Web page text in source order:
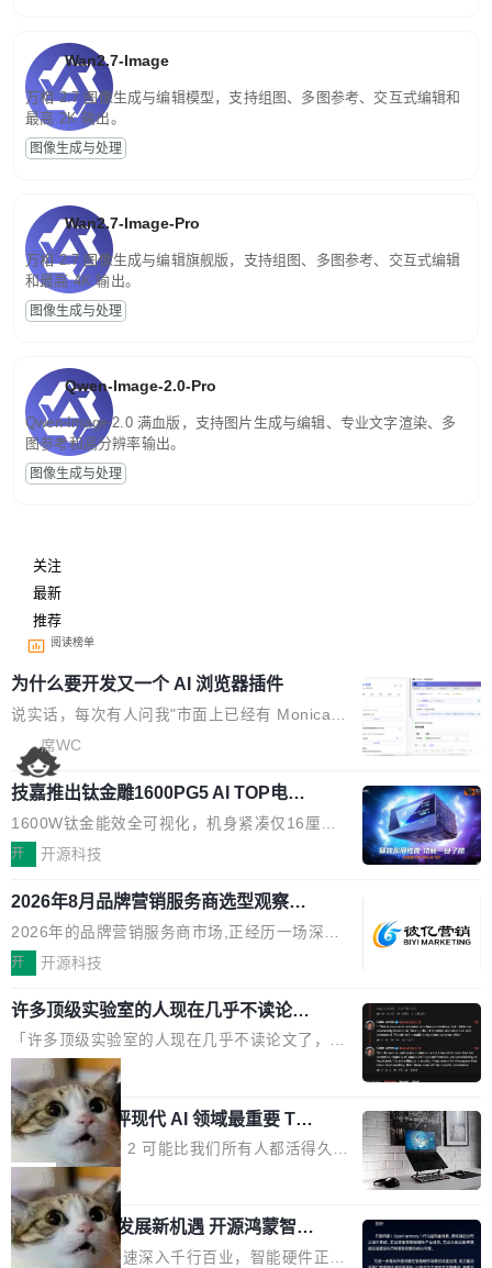
Wan2.7-Image
万相 2.7 图像生成与编辑模型，支持组图、多图参考、交互式编辑和
最高 2K 输出。
图像生成与处理
Wan2.7-Image-Pro
万相 2.7 图像生成与编辑旗舰版，支持组图、多图参考、交互式编辑
和最高 4K 输出。
图像生成与处理
Qwen-Image-2.0-Pro
Qwen-Image-2.0 满血版，支持图片生成与编辑、专业文字渲染、多
图参考和高分辨率输出。
图像生成与处理
关注
最新
推荐
阅读榜单
为什么要开发又一个 AI 浏览器插件
说实话，每次有人问我"市面上已经有 Monica、
Sider、Copilot for Chrome 这些 AI 浏览器插件
了，你为什么还要再做一个"，我都觉得这个问题
问得好。 因为我自己也是从用户变成开发者的。
现有产品的天花板 我用过不少 AI 浏览器插件。
刚开始觉得都挺好——选中一段文字，弹出解
要。但用久了你会发现，它们本质上都是同一类
东西：一个带网页上下文的聊天框。 它们能读取
页面的文本，然后把文本丢给大模型，再返回一
段回答。仅此而已。 这当然有用，但总觉得差点
意思。比如我在一个后台管理系统里，需要填50
个表单字段，每个字段还有联动逻辑；比如我
想...
席WC
技嘉推出钛金雕1600PG5 AI TOP电
源：为发烧级主机与本地AI算力打造旗
舰供电方案
1600W钛金能效全可视化，机身紧凑仅16厘米
继2026台北电脑展首度亮相后，技嘉科技近日正
电源专为发烧级DIY主机与本地AI算力平台打
造，整机长度仅16厘米，提供1600W额定功率
与80PLUS钛金能效；支持ATX 3.1与PCIe 5.1
规范，结合服务器级元件、完善供电线材与内置
实时LCD监控屏，可充分满足当下高阶PC主机
的严苛使用需求。 澎湃功率，紧凑机身 钛金雕1
600PG5 AI TOP具备强悍输出功率，同时实现
机身尺寸大幅精简。整机长度仅16厘米，属于同
功率段机身尺寸十分紧凑的1600W电源产品。小
巧机身有效提升市面主流标准A...
开 开源科技
2026年8月品牌营销服务商选型观察：
从流量思维到品牌资产思维的范式转移
2026年的品牌营销服务商市场,正经历一场深刻
的价值重构。全球全案品牌代理机构市场从2025
复合增长率达5.44%,预计2032年将突破120亿美
元。数字广告与公共关系相关服务市场更是从20
25年的8463亿美元扩张至2026年的8763亿美
元。数字的背后是一个清晰的事实——品牌对专
业化营销服务的需求从未如此迫切。 但市场扩容
的同时,服务商的竞争逻辑正在改变。2026年Top
Agency年度合辑的观察指出,“产品”这个离消费
者最近的载体,在整个品牌营销层面的权重显著变
高了。全域营销服务商的竞争正在从规模转向深
度,案例厚度、全域覆盖、多线协同...
开 开源科技
许多顶级实验室的人现在几乎不读论文
了
「许多顶级实验室的人现在几乎不读论文了，而
且他们认为 ICLR/ICML/NeurIPS 充斥着大量过
度宣传和欺诈。」 OpenAI 研究员 Keller Jorda
n 这条推文引发了广泛讨论。他不是在说风凉
话，他是说出了一个圈内人尽皆知但很少公开捅
破的事实。 Jordan 随后补充了一句软化声明：
「我不认为这些会议上大部分论文都在过度宣传
或造假。问题是，作为读者，如果你筛选出那些
看起来最令人兴奋的论文，那它们大部分都是过
局
xAI 前工程师评现代 AI 领域最重要 Top
3 开源项目
Flash Attention 2 可能比我们所有人都活得久。
这句话不是来自某个技术博客，而是出自 Hieu
Pham 的一条推文。Hieu Pham 是谁？他是 xAI
的早期工程师之一，在 Grok 训练基础设施团队
工作过。近日他在 X 上发了一条帖子，列出了他
局
共商智能硬件发展新机遇 开源鸿蒙智能
硬件开发者日杭州站即将举行
随着万物智联加速深入千行百业，智能硬件正从